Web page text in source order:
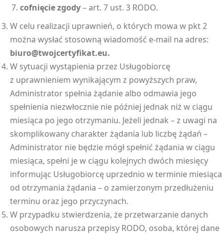
cofnięcie zgody– art. 7 ust. 3 RODO.
W celu realizacji uprawnień, o których mowa w pkt 2
można wysłać stosowną wiadomość e-mail na adres:
biuro@twojcertyfikat.eu.
W sytuacji wystąpienia przez Usługobiorcę
z uprawnieniem wynikającym z powyższych praw,
Administrator spełnia żądanie albo odmawia jego
spełnienia niezwłocznie nie później jednak niż w ciągu
miesiąca po jego otrzymaniu. Jeżeli jednak – z uwagi na
skomplikowany charakter żądania lub liczbę żądań –
Administrator nie będzie mógł spełnić żądania w ciągu
miesiąca, spełni je w ciągu kolejnych dwóch miesięcy
informując Usługobiorcę uprzednio w terminie miesiąca
od otrzymania żądania – o zamierzonym przedłużeniu
terminu oraz jego przyczynach.
W przypadku stwierdzenia, że przetwarzanie danych
osobowych narusza przepisy RODO, osoba, której dane